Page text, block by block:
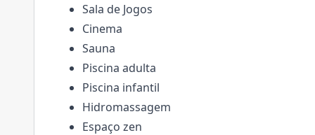
Sala de Jogos
Cinema
Sauna
Piscina adulta
Piscina infantil
Hidromassagem
Espaço zen